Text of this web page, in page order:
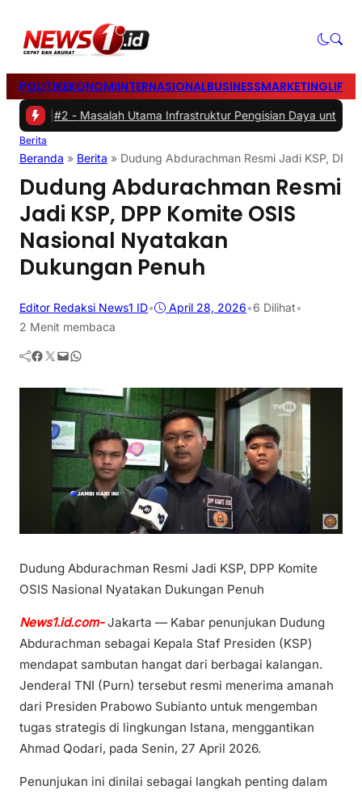
POLITIKEKONOMIINTERNASIONALBUSINESSMARKETING
#2 -Masalah Utama Infrastruktur Pengisian Daya untuk Mobil
Berita
Beranda » Berita » Dudung Abdurachman Resmi Jadi KSP,
Dudung Abdurachman Resmi
Jadi KSP, DPP Komite OSIS
Nasional Nyatakan
Dukungan Penuh
Editor Redaksi News1 ID• April 28, 2026•6 Dilihat•
2 Menit membaca
Facebook Twitter Mail WhatsApp
Dudung Abdurachman Resmi Jadi KSP, DPP Komite
OSIS Nasional Nyatakan Dukungan Penuh
News1.id.com-Jakarta — Kabar penunjukan Dudung
Abdurachman sebagai Kepala Staf Presiden (KSP)
mendapat sambutan hangat dari berbagai kalangan.
Jenderal TNI (Purn) tersebut resmi menerima amanah
dari Presiden Prabowo Subianto untuk mengemban
tugas strategis di lingkungan Istana, menggantikan
Ahmad Qodari, pada Senin, 27 April 2026.
Penunjukan ini dinilai sebagai langkah penting dalam